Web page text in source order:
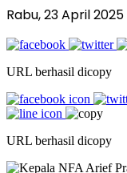
Rabu, 23 April 2025
URL berhasil dicopy
URL berhasil dicopy